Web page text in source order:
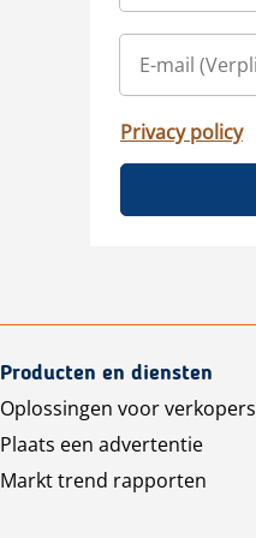
Privacy policy
Producten en diensten
Oplossingen voor verkopers
Plaats een advertentie
Markt trend rapporten